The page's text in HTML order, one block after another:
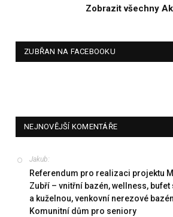
Zobrazit všechny
ZUBŘAN NA FACEBOOKU
NEJNOVĚJŠÍ KOMENTÁŘE
Jakub:
Referendum pro realizaci projektu
Zubří – vnitřní bazén, wellness,
a kuželnou, venkovní nerezové
Komunitní dům pro seniory